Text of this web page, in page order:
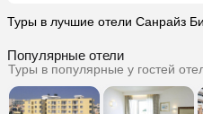
Туры в лучшие отели Санрайз
Популярные отели
Туры в популярные у гостей